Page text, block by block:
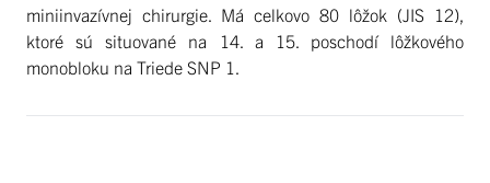
miniinvazívnej chirurgie. Má celkovo 80 lôžok (JIS 12),
ktoré sú situované na 14. a 15. poschodí lôžkového
monobloku na Triede SNP 1.